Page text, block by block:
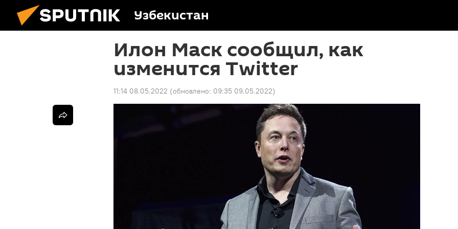
Узбекистан
Илон Маск сообщил, как
изменится Twitter
11:14 08.05.2022 (обновлено: 09:35 09.05.2022)